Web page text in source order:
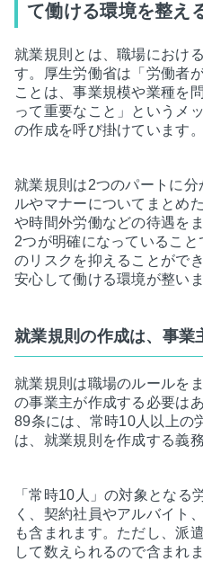
て働ける環境を整え
就業規則とは、職場におけ
す。厚生労働省は「労働者
ことは、事業規模や業種を
って重要なこと」というメ
の作成を呼び掛けています。
就業規則は2つのパートに
ルやマナーについてまとめ
や時間外労働などの待遇を
2つが明確になっているこ
のリスクを抑えることがで
安心して働ける環境が整いま
就業規則の作成は、事業
就業規則は職場のルールを
の事業主が作成する必要は
89条には、常時10人以上の
は、就業規則を作成する義
「常時10人」の対象となる
く、契約社員やアルバイト
も含まれます。ただし、派
して数えられるので含まれま